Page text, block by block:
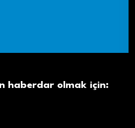
haberdar olmak için: